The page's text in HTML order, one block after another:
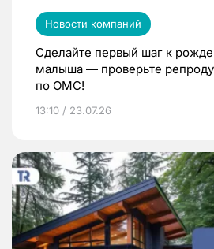
Новости компаний
Сделайте первый шаг к
малыша — проверьте
по ОМС!
13:10 / 23.07.26